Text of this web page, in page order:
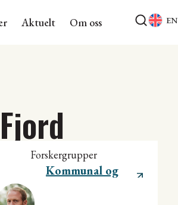
Aktuelt Om oss EN
Forskergrupper
Kommunal og
regional utvikling